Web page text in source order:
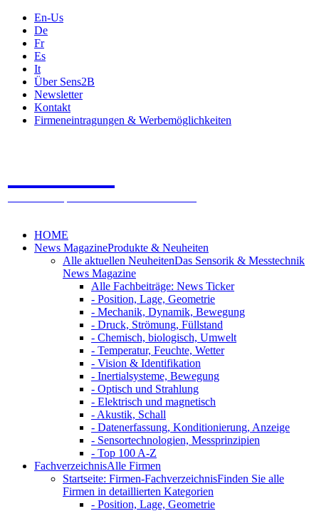
En-Us
De
Fr
Es
It
Über Sens2B
Newsletter
Kontakt
Firmeneintragungen & Werbemöglichkeiten
HOME
News MagazineProdukte & Neuheiten
Alle aktuellen NeuheitenDas Sensorik & Messtechnik
News Magazine
Alle Fachbeiträge: News Ticker
- Position, Lage, Geometrie
- Mechanik, Dynamik, Bewegung
- Druck, Strömung, Füllstand
- Chemisch, biologisch, Umwelt
- Temperatur, Feuchte, Wetter
- Vision & Identifikation
- Inertialsysteme, Bewegung
- Optisch und Strahlung
- Elektrisch und magnetisch
- Akustik, Schall
- Datenerfassung, Konditionierung, Anzeige
- Sensortechnologien, Messprinzipien
- Top 100 A-Z
FachverzeichnisAlle Firmen
Startseite: Firmen-FachverzeichnisFinden Sie alle
Firmen in detaillierten Kategorien
- Position, Lage, Geometrie